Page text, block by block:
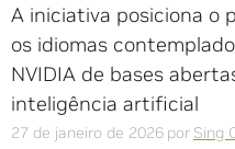
A iniciativa posiciona o
os idiomas
NVIDIA de bases
inteligência artificial
27 de janeiro de 2026 por Sing